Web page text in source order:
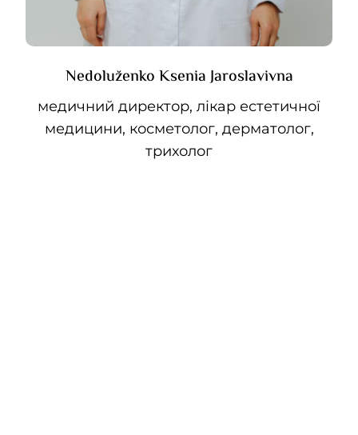
Nedoluženko Ksenia Jaroslavivna
медичний директор, лікар естетичної
медицини, косметолог, дерматолог,
трихолог